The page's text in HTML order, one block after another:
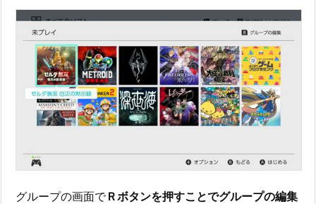
グループの画面でＲボタンを押すことでグループの編集